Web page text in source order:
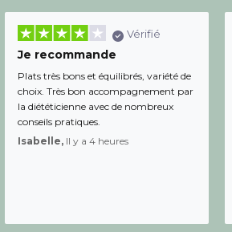
Vérifié
Je recommande
Plats très bons et équilibrés, variété de
choix. Très bon accompagnement par
la diététicienne avec de nombreux
conseils pratiques.
Isabelle, Il y a 4 heures